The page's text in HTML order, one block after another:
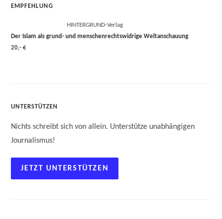
EMPFEHLUNG
HINTERGRUND-Verlag
Der Islam als grund- und menschenrechtswidrige Weltanschauung
20,- €
UNTERSTÜTZEN
Nichts schreibt sich von allein. Unterstütze unabhängigen
Journalismus!
JETZT UNTERSTÜTZEN